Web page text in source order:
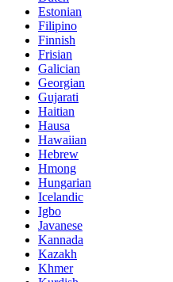
Estonian
Filipino
Finnish
Frisian
Galician
Georgian
Gujarati
Haitian
Hausa
Hawaiian
Hebrew
Hmong
Hungarian
Icelandic
Igbo
Javanese
Kannada
Kazakh
Khmer